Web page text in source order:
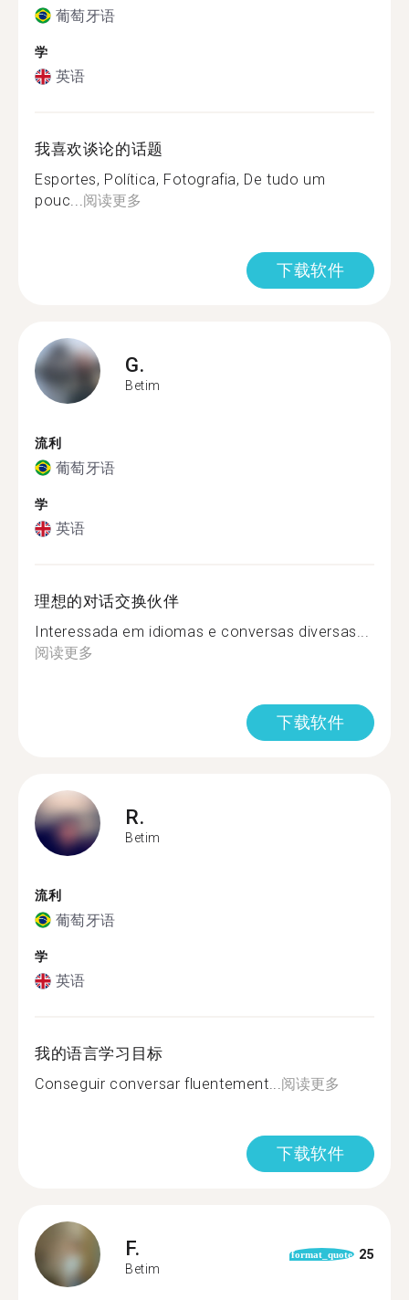
葡萄牙语
学
英语
我喜欢谈论的话题
Esportes, Política, Fotografia, De tudo um
pouc...阅读更多
下载软件
G.
Betim
流利
葡萄牙语
学
英语
理想的对话交换伙伴
Interessada em idiomas e conversas diversas...
阅读更多
下载软件
R.
Betim
流利
葡萄牙语
学
英语
我的语言学习目标
Conseguir conversar fluentement...阅读更多
下载软件
F.
Betim
format_quote 25